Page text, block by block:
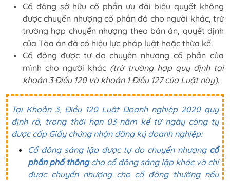
Cổ đông sở hữu cổ phần ưu đãi biểu quyết không
được chuyển nhượng cổ phần đó cho người khác, trừ
trường hợp chuyển nhượng theo bản án, quyết định
của Tòa án đã có hiệu lực pháp luật hoặc thừa kế.
Cổ đông được tự do chuyển nhượng cổ phần của
mình cho người khác (trừ trường hợp quy định tại
khoản 3 Điều 120 và khoản 1 Điều 127 của Luật này).
Tại Khoản 3, Điều 120 Luật Doanh nghiệp 2020 quy
định rõ, trong thời hạn 03 năm kể từ ngày công ty
được cấp Giấy chứng nhận đăng ký doanh nghiệp:
Cổ đông sáng lập được tự do chuyển nhượng cổ
phần phổ thôngcho cổ đông sáng lập khác và chỉ
được chuyển nhượng cho cổ đông thường nếu